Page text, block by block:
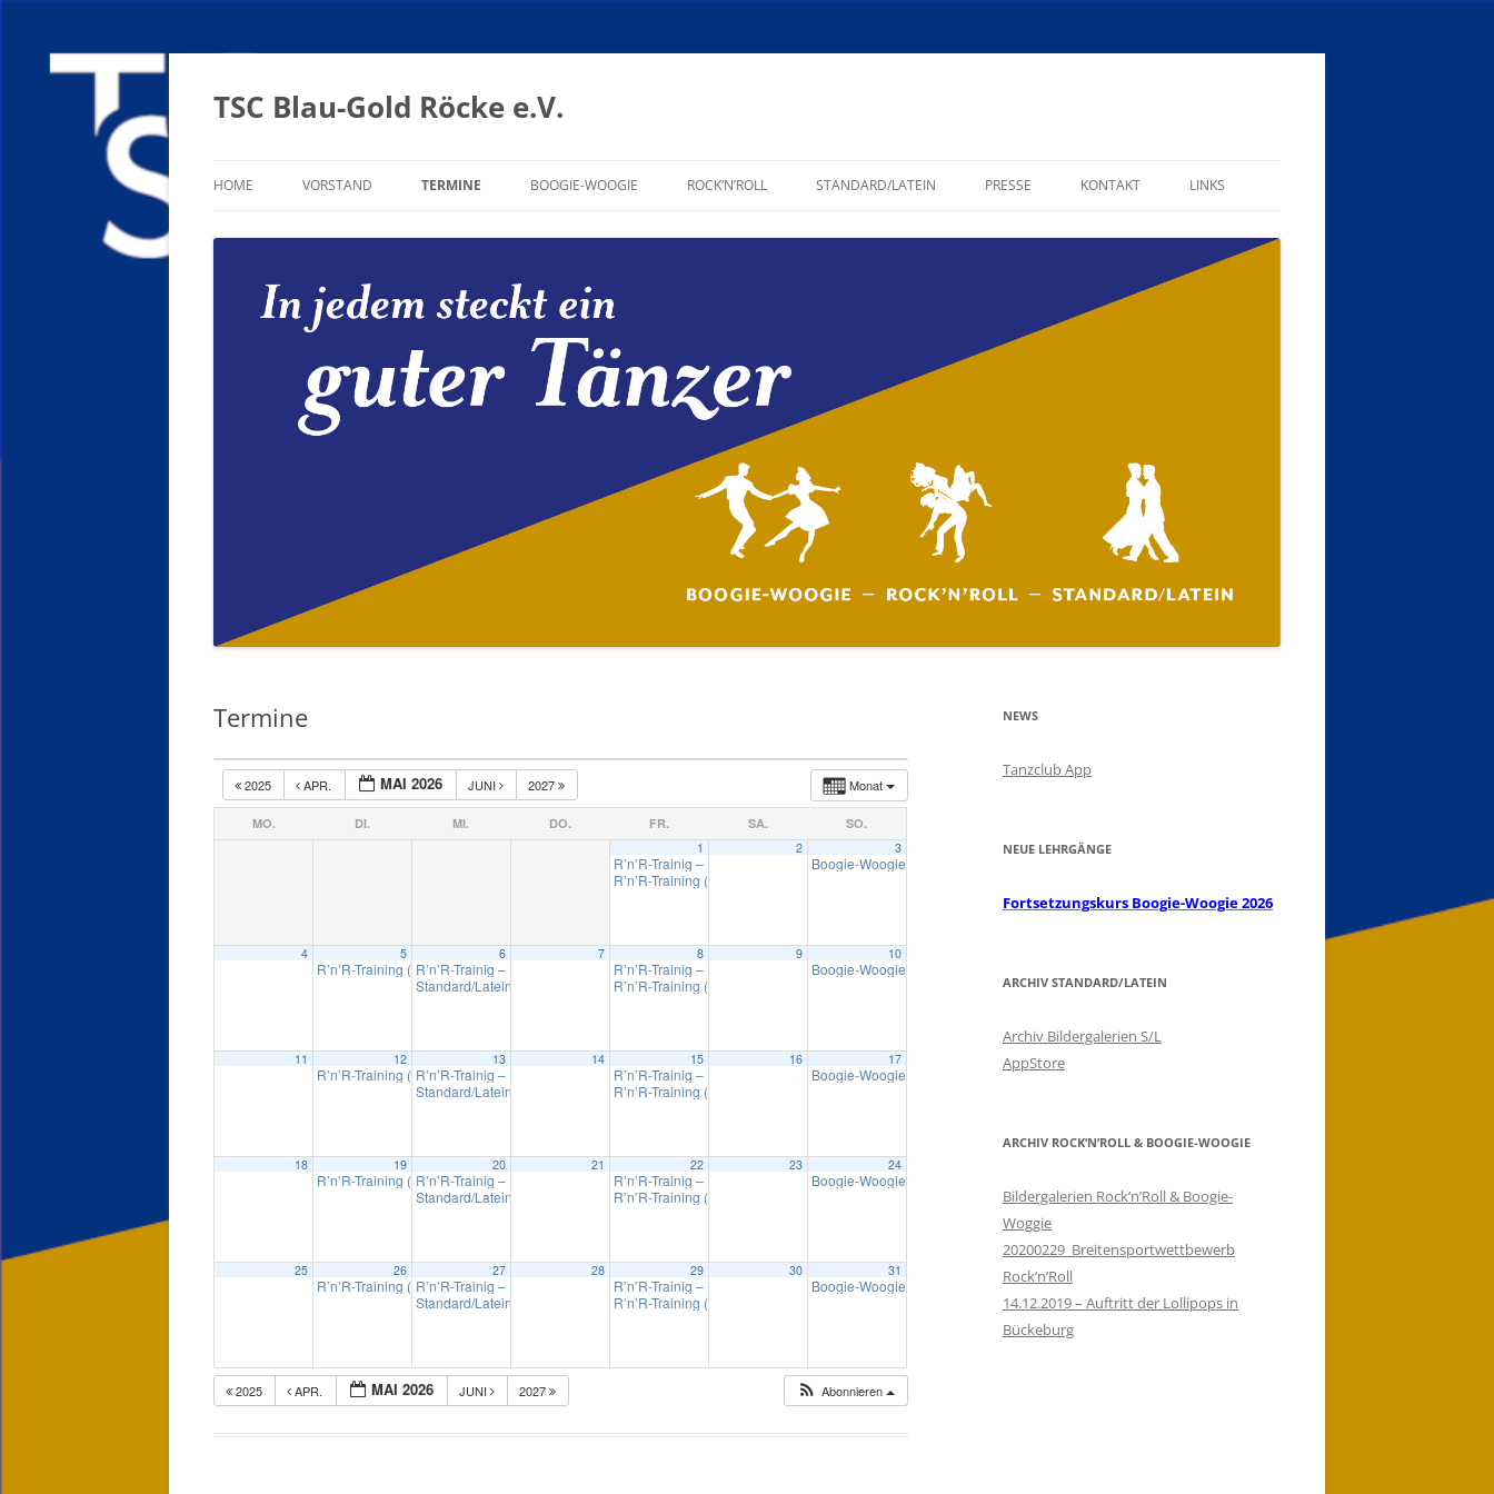
Zum
TSC Blau-Gold Röcke e.V.
HOME VORSTAND TERMINE BOOGIE-WOOGIE ROCK’N’ROLL STANDARD/LATEIN PRESSE KONTAKT
SPENDEN UND HELFEN!
DATENSCHUTZERKLÄRUNG
LINKS
Termine
Monat
2025 APR. MAI 2026 JUNI 2027
MO. DI. MI. DO. FR. SA.
SO.
1
R’n’R-Trainig – Lollipop Kids 18:00
R’n’R-Training (gemischte Paare + Fortgeschrittene)
2 3
Boogie-Woogie – Training in Ahnsen
4 5
R’n’R-Training (gemischte Paare + Fortgeschrittene)20:00
6
R’n’R-Trainig – Lollipop Kids 18:00
Standard/Latein Training Müsingen18:30
7 8
R’n’R-Trainig – Lollipop Kids 18:00
R’n’R-Training (gemischte Paare + Fortgeschrittene)
9 10
Boogie-Woogie – Training in Ahnsen
11 12
R’n’R-Training (gemischte Paare + Fortgeschrittene)20:00
13
R’n’R-Trainig – Lollipop Kids 18:00
Standard/Latein Training Müsingen18:30
14 15
R’n’R-Trainig – Lollipop Kids 18:00
R’n’R-Training (gemischte Paare + Fortgeschrittene)
16 17
Boogie-Woogie – Training in Ahnsen18:30
18 19
R’n’R-Training (gemischte Paare + Fortgeschrittene)20:00
20
R’n’R-Trainig – Lollipop Kids 18:00
Standard/Latein Training Müsingen18:30
21 22
R’n’R-Trainig – Lollipop Kids 18:00
R’n’R-Training (gemischte Paare + Fortgeschrittene)
23 24
Boogie-Woogie – Training in Ahnsen
25 26
R’n’R-Training (gemischte Paare + Fortgeschrittene)20:00
27
R’n’R-Trainig – Lollipop Kids 18:00
Standard/Latein Training Müsingen18:30
28 29
R’n’R-Trainig – Lollipop Kids 18:00
R’n’R-Training (gemischte Paare + Fortgeschrittene)
30 31
Boogie-Woogie – Training in Ahnsen18:30
2025 APR. MAI 2026 JUNI 2027 Abonnieren
NEWS
Tanzclub App
NEUE LEHRGÄNGE
Fortsetzungskurs Boogie-Woogie 2026
ARCHIV STANDARD/LATEIN
Archiv Bildergalerien S/L
AppStore
ARCHIV ROCK’N’ROLL & BOOGIE-WOOGIE
Bildergalerien Rock’n’Roll & Boogie-
Woggie
20200229_Breitensportwettbewerb
Rock’n’Roll
14.12.2019 – Auftritt der Lollipops in
Bückeburg